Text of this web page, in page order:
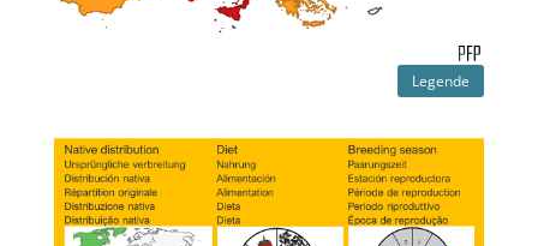
Legende